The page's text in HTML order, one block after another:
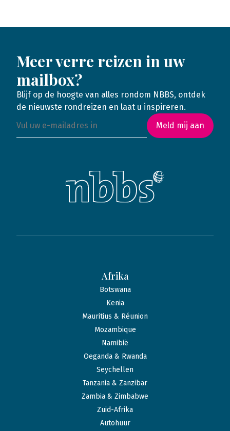
Meer verre reizen in uw
mailbox?
Blijf op de hoogte van alles rondom NBBS, ontdek
de nieuwste rondreizen en laat u inspireren.
Meld mij aan
Afrika
Botswana
Kenia
Mauritius & Réunion
Mozambique
Namibië
Oeganda & Rwanda
Seychellen
Tanzania & Zanzibar
Zambia & Zimbabwe
Zuid-Afrika
Autohuur